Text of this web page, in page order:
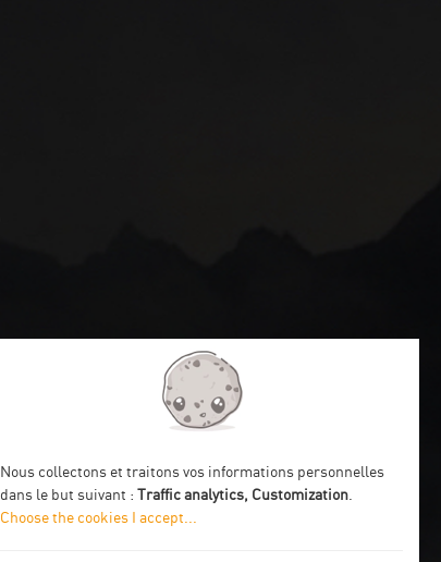
Nous collectons et traitons vos informations personnelles
dans le but suivant : Traffic analytics, Customization
Choose the cookies I accept